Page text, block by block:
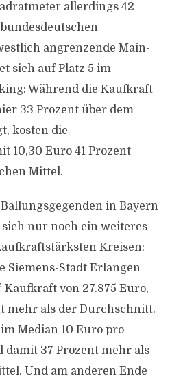
allerdings 42
angrenzende Main-
sich auf Platz 5 im
Während die Kaufkraft
33 Prozent über dem
kosten die
10,30 Euro 41 Prozent
Mittel.
in Bayern
sich nur noch ein weiteres
Kreisen:
Siemens-Stadt Erlangen
von 27.875 Euro,
mehr als der Durchschnitt.
Median 10 Euro pro
damit 37 Prozent mehr als
Und am anderen Ende